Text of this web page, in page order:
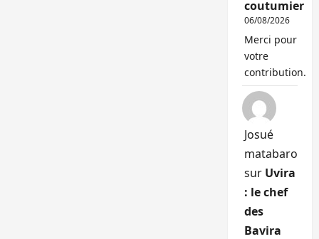
coutumier
06/08/2026
Merci pour
votre
contribution.
Josué
matabaro
sur Uvira
: le chef
des
Bavira